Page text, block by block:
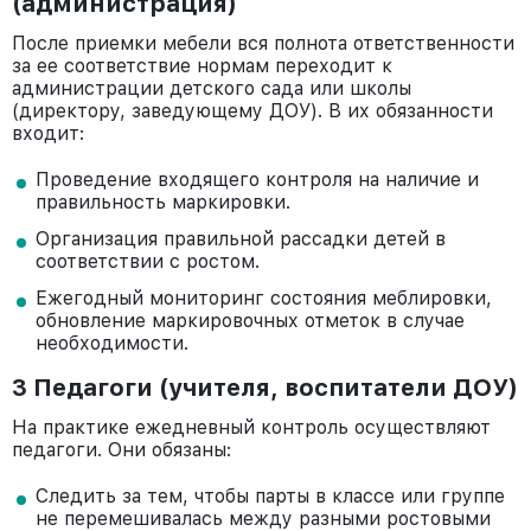
После приемки мебели вся полнота ответственности
за ее соответствие нормам переходит к
администрации детского сада или школы
(директору, заведующему ДОУ). В их обязанности
входит:
Проведение входящего контроля на наличие и
правильность маркировки.
Организация правильной рассадки детей в
соответствии с ростом.
Ежегодный мониторинг состояния меблировки,
обновление маркировочных отметок в случае
необходимости.
3 Педагоги (учителя, воспитатели ДОУ)
На практике ежедневный контроль осуществляют
педагоги. Они обязаны:
Следить за тем, чтобы парты в классе или группе
не перемешивалась между разными ростовыми